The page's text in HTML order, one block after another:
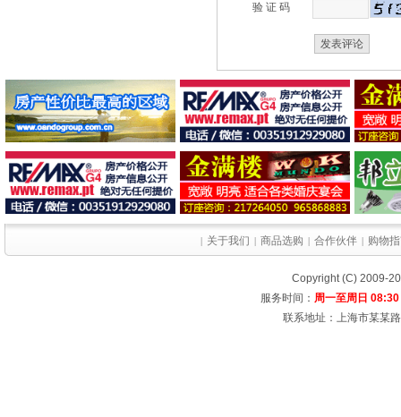
验 证 码
Copyright (C) 2009-
服务时间： 周一至周日
联系地址：上海市某某
| 关于我们 | 商品选购 | 合作伙伴 | 购物